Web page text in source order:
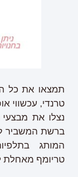
תמצאו את כל
טרנדי, עכשווי
נצלו את
ברשת המשביר
המותג
טריומף מאחלת